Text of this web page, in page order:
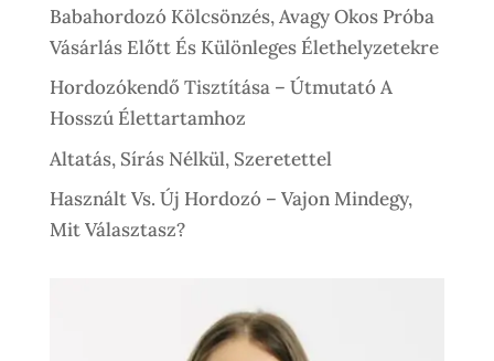
Babahordozó Kölcsönzés, Avagy Okos Próba
Vásárlás Előtt És Különleges Élethelyzetekre
Hordozókendő Tisztítása – Útmutató A
Hosszú Élettartamhoz
Altatás, Sírás Nélkül, Szeretettel
Használt Vs. Új Hordozó – Vajon Mindegy,
Mit Választasz?